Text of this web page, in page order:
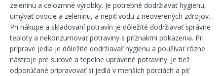
zeleninu a celozrnné výrobky. Je potrebné dodržiavať hygienu,
umývať ovocie a zeleninu, a nepiť vodu z neoverených zdrojov.
Pri nákupe a skladovaní potravín je dôležité dodržiavať správne
teploty a nekonzumovať potraviny s príznakmi pokazenia. Pri
príprave jedla je dôležité dodržiavať hygienu a používať rôzne
nástroje pre surové a tepelne upravené potraviny. Je tiež
odporúčané pripravovať si jedlá v menších porciách a piť